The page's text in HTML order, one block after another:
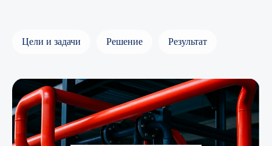
Цели и задачи Решение Результат